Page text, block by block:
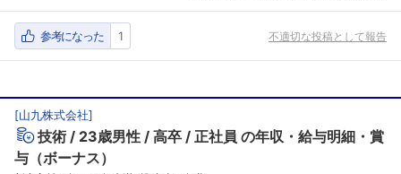
参考になった 1 不適切な投稿として報告
[山九株式会社]
技術 23歳男性 高卒 正社員 の年収・給与明細・賞
与（ボーナス）